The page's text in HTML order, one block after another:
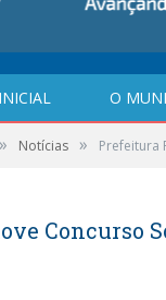
O
» Notícias » Prefeitura
Concurso